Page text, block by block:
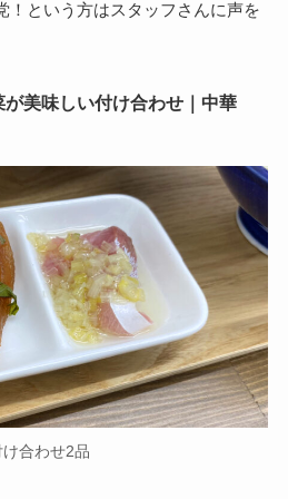
！という方はスタッフさんに声を
美味しい付け合わせ｜中華
け合わせ2品